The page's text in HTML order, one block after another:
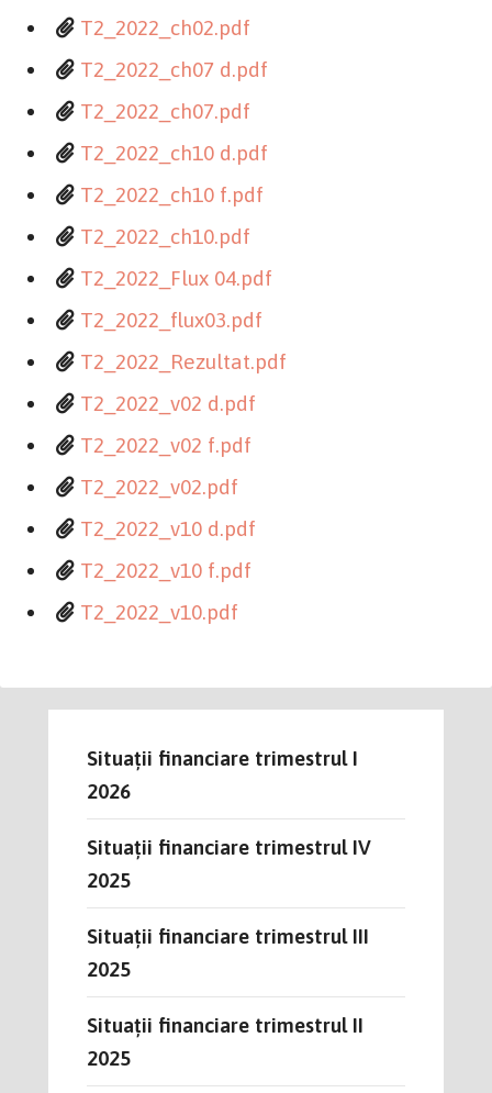
T2_2022_ch02.pdf
T2_2022_ch07 d.pdf
T2_2022_ch07.pdf
T2_2022_ch10 d.pdf
T2_2022_ch10 f.pdf
T2_2022_ch10.pdf
T2_2022_Flux 04.pdf
T2_2022_flux03.pdf
T2_2022_Rezultat.pdf
T2_2022_v02 d.pdf
T2_2022_v02 f.pdf
T2_2022_v02.pdf
T2_2022_v10 d.pdf
T2_2022_v10 f.pdf
T2_2022_v10.pdf
Situații financiare trimestrul I
2026
Situații financiare trimestrul IV
2025
Situații financiare trimestrul III
2025
Situații financiare trimestrul II
2025